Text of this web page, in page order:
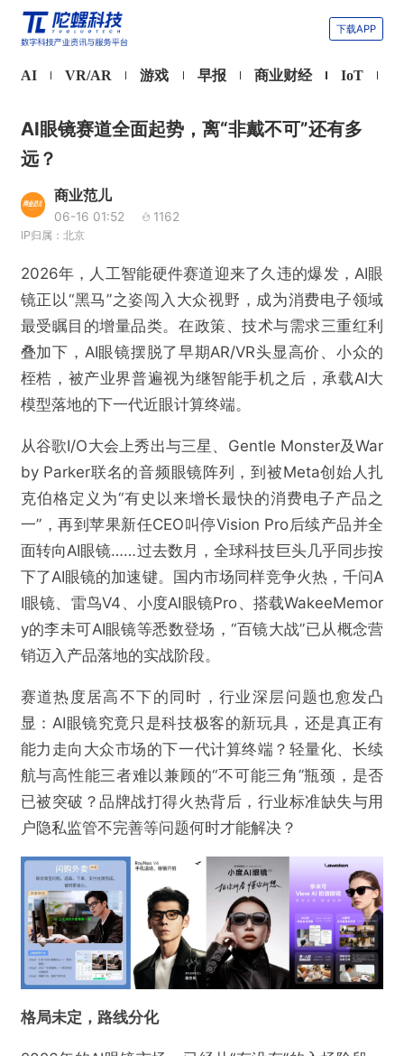
下载APP
AI VR/AR 游戏 早报 商业财经 IoT
AI眼镜赛道全面起势，离“非戴不可”还有多
远？
商业范儿
06-16 01:52 1162
IP归属：北京
2026年，人工智能硬件赛道迎来了久违的爆发，AI眼
镜正以“黑马”之姿闯入大众视野，成为消费电子领域
最受瞩目的增量品类。在政策、技术与需求三重红利
叠加下，AI眼镜摆脱了早期AR/VR头显高价、小众的
桎梏，被产业界普遍视为继智能手机之后，承载AI大
模型落地的下一代近眼计算终端。
从谷歌I/O大会上秀出与三星、Gentle Monster及War
by Parker联名的音频眼镜阵列，到被Meta创始人扎
克伯格定义为“有史以来增长最快的消费电子产品之
一”，再到苹果新任CEO叫停Vision Pro后续产品并全
面转向AI眼镜……过去数月，全球科技巨头几乎同步按
下了AI眼镜的加速键。国内市场同样竞争火热，千问A
I眼镜、雷鸟V4、小度AI眼镜Pro、搭载WakeeMemor
y的李未可AI眼镜等悉数登场，“百镜大战”已从概念营
销迈入产品落地的实战阶段。
赛道热度居高不下的同时，行业深层问题也愈发凸
显：AI眼镜究竟只是科技极客的新玩具，还是真正有
能力走向大众市场的下一代计算终端？轻量化、长续
航与高性能三者难以兼顾的“不可能三角”瓶颈，是否
已被突破？品牌战打得火热背后，行业标准缺失与用
户隐私监管不完善等问题何时才能解决？
格局未定，路线分化